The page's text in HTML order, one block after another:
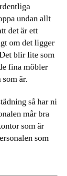
undan allt
det är ett
om det ligger
blir lite som
fina möbler
är.
så har ni
mår bra
som är
som